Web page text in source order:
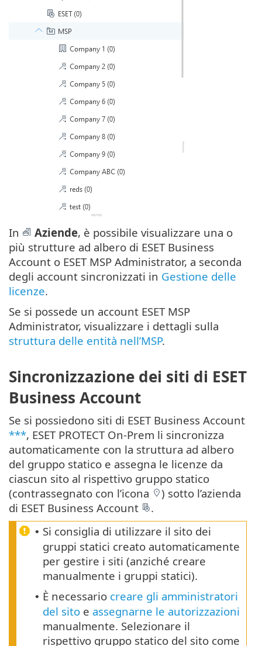
In Aziende, è possibile visualizzare una o
più strutture ad albero di ESET Business
Account o ESET MSP Administrator, a seconda
degli account sincronizzati in Gestione delle
licenze.
Se si possede un account ESET MSP
Administrator, visualizzare i dettagli sulla
struttura delle entità nell’MSP.
Sincronizzazione dei siti di ESET
Business Account
Se si possiedono siti di ESET Business Account
***, ESET PROTECT On-Prem li sincronizza
automaticamente con la struttura ad albero
del gruppo statico e assegna le licenze da
ciascun sito al rispettivo gruppo statico
(contrassegnato con l’icona
) sotto l’azienda
di ESET Business Account
.
• Si consiglia di utilizzare il sito dei
gruppi statici creato automaticamente
per gestire i siti (anziché creare
manualmente i gruppi statici).
• È necessario creare gli amministratori
del sito e assegnarne le autorizzazioni
manualmente. Selezionare il
rispettivo gruppo statico del sito come